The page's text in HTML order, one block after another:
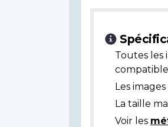
Toutes les
Les
La taille
Voir les